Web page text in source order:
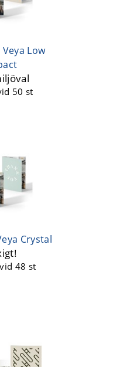
Low
50 st
Crystal
vid 48 st